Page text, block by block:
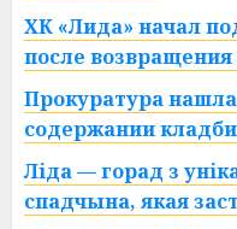
ХК «Лида» начал
после
Прокуратура
содержании
Ліда — горад з
спадчына, якая